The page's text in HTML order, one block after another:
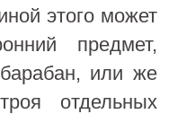
этого может
предмет,
или же
отдельных